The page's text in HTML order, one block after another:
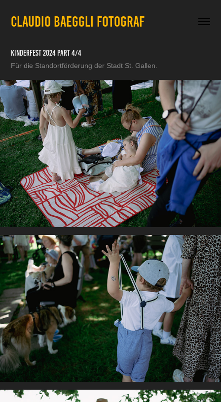
CLAUDIO BAEGGLI FOTOGRAF
Kinderfest 2024 Part 4/4
Für die Standortförderung der Stadt St. Gallen.